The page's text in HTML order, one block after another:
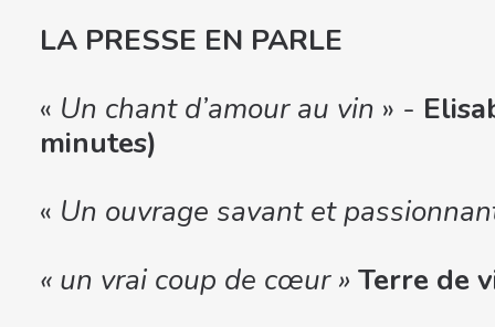
LA PRESSE EN PARLE
« Un chant d’amour au vin » -
minutes)
« Un ouvrage savant et
« un vrai coup de cœur » Terre de